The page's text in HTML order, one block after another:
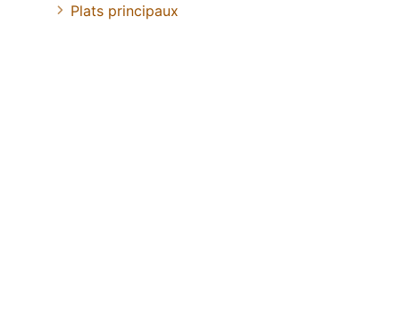
Plats principaux